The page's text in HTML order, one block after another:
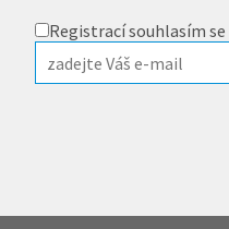
Registrací souhlasím se